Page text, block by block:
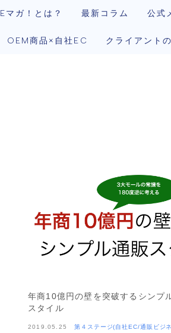
Eマガ！とは？ 最新コラム 公式
OEM商品×自社EC クライアント
年商10億円の壁を突破するシンプ
スタイル
2019.05.25 第４ステージ(自社EC/通販ビジ